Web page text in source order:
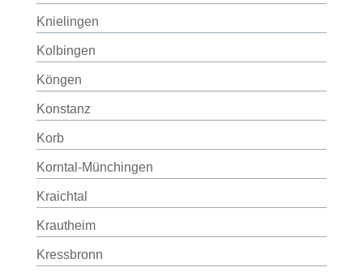
Knielingen
Kolbingen
Köngen
Konstanz
Korb
Korntal-Münchingen
Kraichtal
Krautheim
Kressbronn